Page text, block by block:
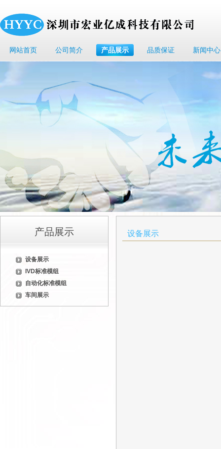
网站首页 公司简介 产品展示 品质保证 新闻中心
产品展示
设备展示
IVD标准模组
自动化标准模组
车间展示
设备展示